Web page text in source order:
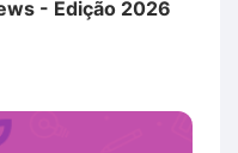
- Edição 2026